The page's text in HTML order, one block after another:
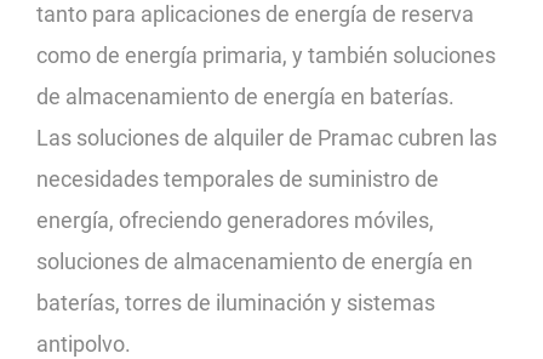
tanto para aplicaciones de energía de reserva
como de energía primaria, y también soluciones
de almacenamiento de energía en baterías.
Las soluciones de alquiler de Pramac cubren las
necesidades temporales de suministro de
energía, ofreciendo generadores móviles,
soluciones de almacenamiento de energía en
baterías, torres de iluminación y sistemas
antipolvo.